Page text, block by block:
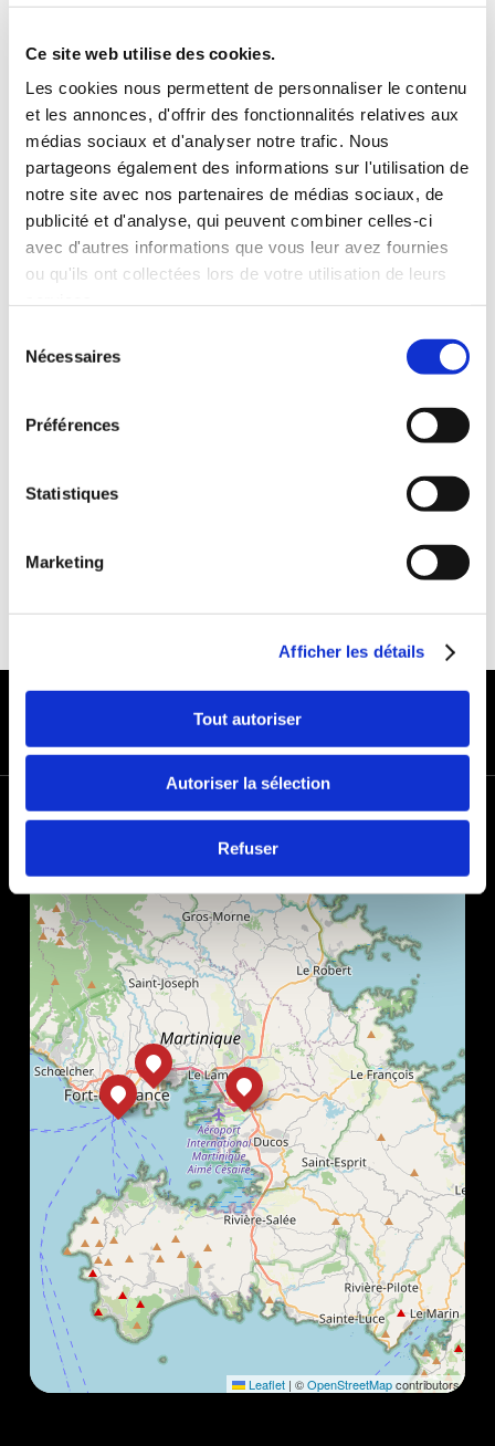
Ce site web utilise des cookies.
Les cookies nous permettent de personnaliser le contenu
et les annonces, d'offrir des fonctionnalités relatives aux
médias sociaux et d'analyser notre trafic. Nous
partageons également des informations sur l'utilisation de
notre site avec nos partenaires de médias sociaux, de
publicité et d'analyse, qui peuvent combiner celles-ci
avec d'autres informations que vous leur avez fournies
ou qu'ils ont collectées lors de votre utilisation de leurs
Nécessaires
Préférences
Statistiques
Marketing
Afficher les détails
Tout autoriser
Autoriser la sélection
Refuser
INCLUS À LA LOCATION
Killométrage illimité
Assurance tous risques (hors franchise)
Carburant : plein à rendre plein
CONDITIONS DE LOCATION
Age minimum :20 ans
ASSURANCE
Franchise :1500 €
MODES DE PAIEMENT
+
Leaflet | ©OpenStreetMapcontributors